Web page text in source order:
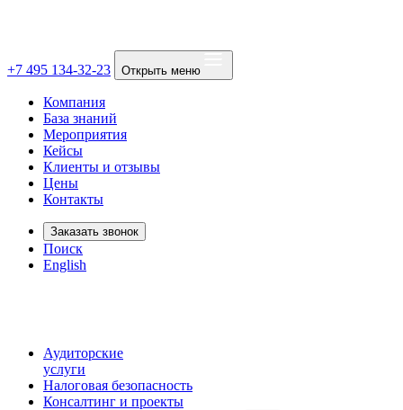
+7 495 134-32-23 Открыть меню
Компания
База знаний
Мероприятия
Кейсы
Клиенты и отзывы
Цены
Контакты
Заказать звонок
Поиск
English
Аудиторские
услуги
Налоговая безопасность
Консалтинг и проекты